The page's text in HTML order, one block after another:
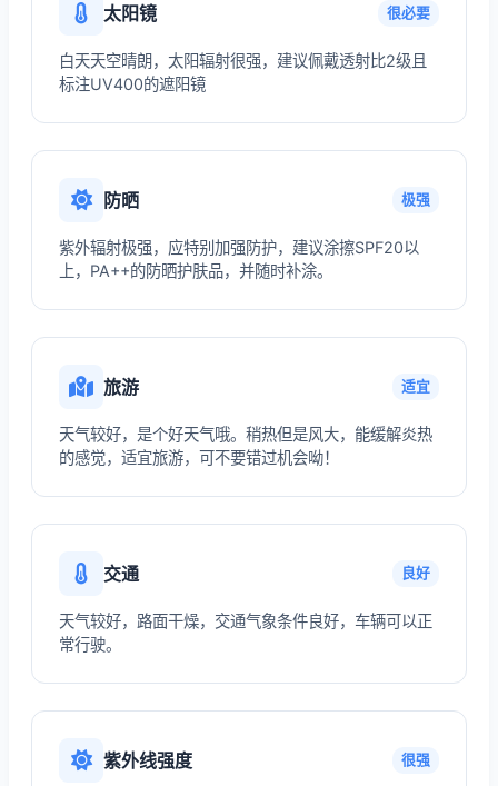
太阳镜 很必要
白天天空晴朗，太阳辐射很强，建议佩戴透射比2级且
标注UV400的遮阳镜
防晒 极强
紫外辐射极强，应特别加强防护，建议涂擦SPF20以
上，PA++的防晒护肤品，并随时补涂。
旅游 适宜
天气较好，是个好天气哦。稍热但是风大，能缓解炎热
的感觉，适宜旅游，可不要错过机会呦！
交通 良好
天气较好，路面干燥，交通气象条件良好，车辆可以正
常行驶。
紫外线强度 很强